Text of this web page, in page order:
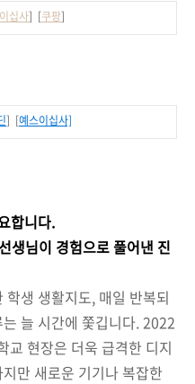
십사] [쿠팡]
] [예스이십사]
합니다.
생님이 경험으로 풀어낸 진
생 생활지도, 매일 반복되
늘 시간에 쫓깁니다. 2022
교 현장은 더욱 급격한 디지
만 새로운 기기나 복잡한